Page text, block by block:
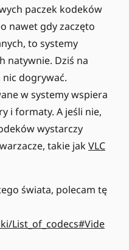
paczek kodeków
nawet gdy zaczęto
to systemy
natywnie. Dziś na
nic dogrywać.
w systemy wspiera
i formaty. A jeśli nie,
wystarczy
takie jakVLC
świata, polecam tę
List_of_codecs#Vide